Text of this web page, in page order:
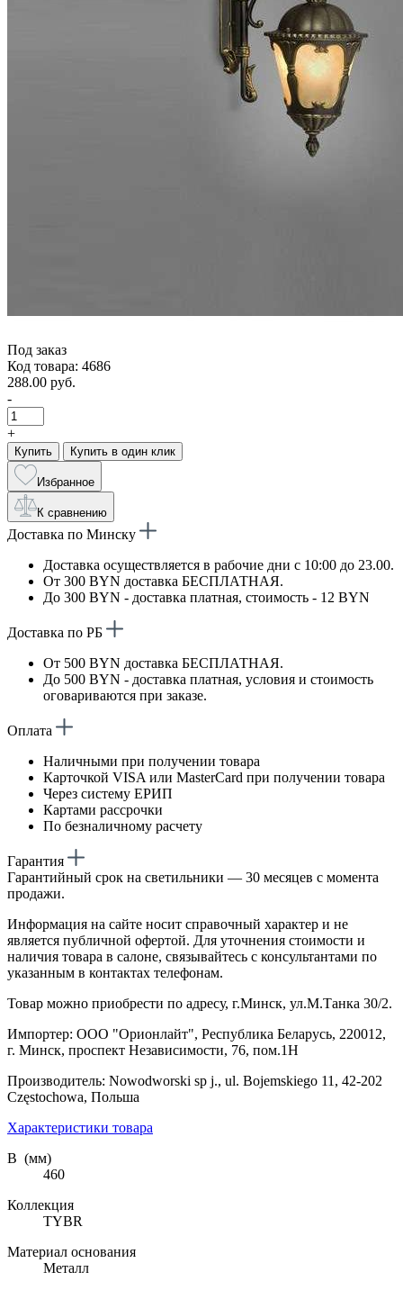
Под заказ
Код товара: 4686
288.00 руб.
-
+
Купить Купить в один клик
Избранное
К сравнению
Доставка по Минску
Доставка осуществляется в рабочие дни с 10:00 до 23.00.
От 300 BYN доставка БЕСПЛАТНАЯ.
До 300 BYN - доставка платная, стоимость - 12 BYN
Доставка по РБ
От 500 BYN доставка БЕСПЛАТНАЯ.
До 500 BYN - доставка платная, условия и стоимость
оговариваются при заказе.
Оплата
Наличными при получении товара
Карточкой VISA или MasterCard при получении товара
Через систему ЕРИП
Картами рассрочки
По безналичному расчету
Гарантия
Гарантийный срок на светильники — 30 месяцев с момента
продажи.
Информация на сайте носит справочный характер и не
является публичной офертой. Для уточнения стоимости и
наличия товара в салоне, связывайтесь с консультантами по
указанным в контактах телефонам.
Товар можно приобрести по адресу, г.Минск, ул.М.Танка 30/2.
Импортер: ООО "Орионлайт", Республика Беларусь, 220012,
г. Минск, проспект Независимости, 76, пом.1Н
Производитель: Nowodworski sp j., ul. Bojemskiego 11, 42-202
Częstochowa, Польша
Характеристики товара
В (мм)
460
Коллекция
TYBR
Материал основания
Металл